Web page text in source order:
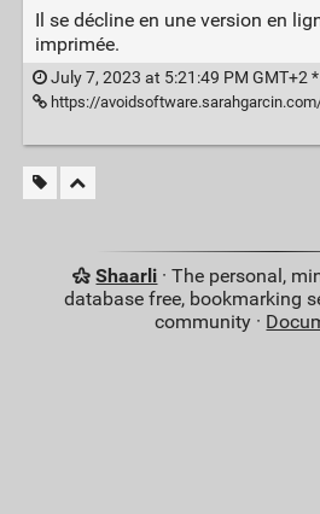
Il se décline en une version en
imprimée.
July 7, 2023 at 5:21:49 PM GMT+2 *
https://
Shaarli · The personal,
database free, bookmarking
community ·